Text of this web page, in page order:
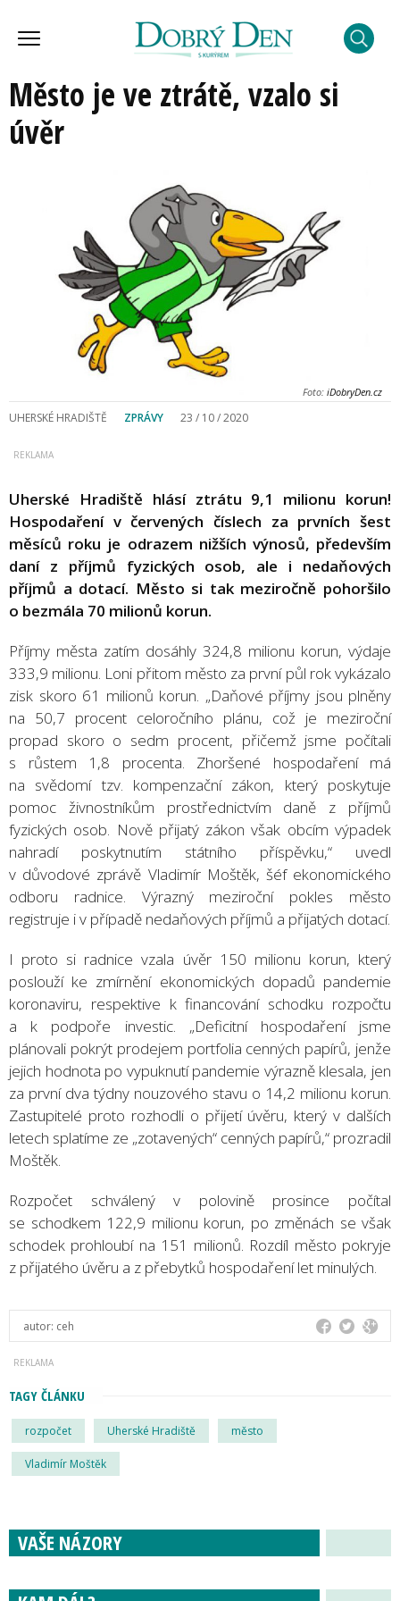
Město je ve ztrátě, vzalo si
úvěr
Foto: iDobryDen.cz
UHERSKÉ HRADIŠTĚ ZPRÁVY 23 / 10 / 2020
Uherské Hradiště hlásí ztrátu 9,1 milionu korun!
Hospodaření v červených číslech za prvních šest
měsíců roku je odrazem nižších výnosů, především
daní z příjmů fyzických osob, ale i nedaňových
příjmů a dotací. Město si tak meziročně pohoršilo
o bezmála 70 milionů korun.
Příjmy města zatím dosáhly 324,8 milionu korun, výdaje
333,9 milionu. Loni přitom město za první půl rok vykázalo
zisk skoro 61 milionů korun. „Daňové příjmy jsou plněny
na 50,7 procent celoročního plánu, což je meziroční
propad skoro o sedm procent, přičemž jsme počítali
s růstem 1,8 procenta. Zhoršené hospodaření má
na svědomí tzv. kompenzační zákon, který poskytuje
pomoc živnostníkům prostřednictvím daně z příjmů
fyzických osob. Nově přijatý zákon však obcím výpadek
nahradí poskytnutím státního příspěvku,“ uvedl
v důvodové zprávě Vladimír Moštěk, šéf ekonomického
odboru radnice. Výrazný meziroční pokles město
registruje i v případě nedaňových příjmů a přijatých dotací.
I proto si radnice vzala úvěr 150 milionu korun, který
poslouží ke zmírnění ekonomických dopadů pandemie
koronaviru, respektive k financování schodku rozpočtu
a k podpoře investic. „Deficitní hospodaření jsme
plánovali pokrýt prodejem portfolia cenných papírů, jenže
jejich hodnota po vypuknutí pandemie výrazně klesala, jen
za první dva týdny nouzového stavu o 14,2 milionu korun.
Zastupitelé proto rozhodli o přijetí úvěru, který v dalších
letech splatíme ze „zotavených“ cenných papírů,“ prozradil
Moštěk.
Rozpočet schválený v polovině prosince počítal
se schodkem 122,9 milionu korun, po změnách se však
schodek prohloubí na 151 milionů. Rozdíl město pokryje
z přijatého úvěru a z přebytků hospodaření let minulých.
autor: ceh
TAGY ČLÁNKU
rozpočet Uherské Hradiště město
Vladimír Moštěk
VAŠE NÁZORY